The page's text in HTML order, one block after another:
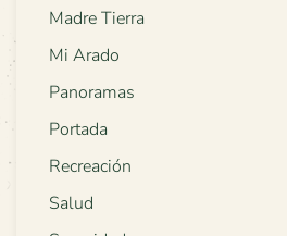
Madre Tierra
Mi Arado
Panoramas
Portada
Recreación
Salud